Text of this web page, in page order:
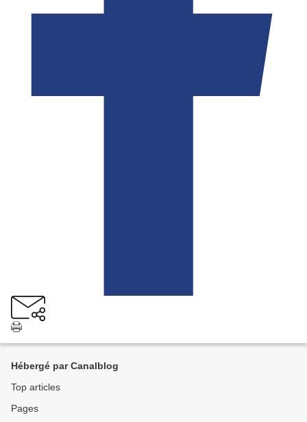
Hébergé par Canalblog
Top articles
Pages